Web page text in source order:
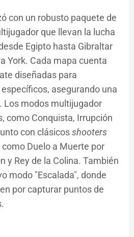
con un robusto paquete de
que llevan la lucha
Egipto hasta Gibraltar
York. Cada mapa cuenta
diseñadas para
asegurando una
Los modos multijugador
como Conquista, Irrupción
con clásicosshooters
Duelo a Muerte por
y Rey de la Colina. También
modo "Escalada", donde
por capturar puntos de